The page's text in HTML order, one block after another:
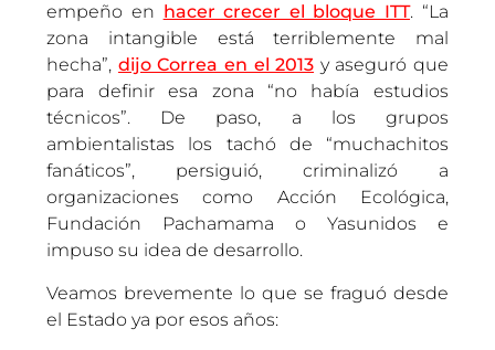
empeño en hacer crecer el bloque ITT. “La
zona intangible está terriblemente mal
hecha”, dijo Correa en el 2013 y aseguró que
para definir esa zona “no había estudios
técnicos”. De paso, a los grupos
ambientalistas los tachó de “muchachitos
fanáticos”, persiguió, criminalizó a
organizaciones como Acción Ecológica,
Fundación Pachamama o Yasunidos e
impuso su idea de desarrollo.
Veamos brevemente lo que se fraguó desde
el Estado ya por esos años: